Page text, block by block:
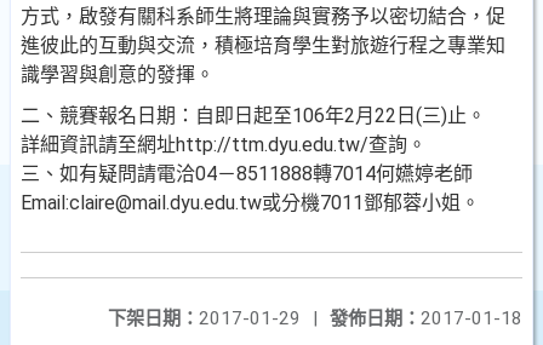
方式，啟發有關科系師生將理論與實務予以密切結合，促
進彼此的互動與交流，積極培育學生對旅遊行程之專業知
識學習與創意的發揮。
二、競賽報名日期：自即日起至106年2月22日(三)止。
詳細資訊請至網址http://ttm.dyu.edu.tw/查詢。
三、如有疑問請電洽04－8511888轉7014何嬿婷老師
Email:claire@mail.dyu.edu.tw或分機7011鄧郁蓉小姐。
發佈日期： 2017-01-18
下架日期： 2017-01-29
|